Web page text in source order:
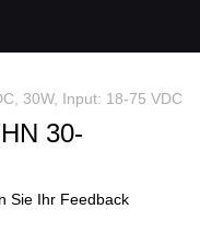
30W, Input: 18-75 VDC,
30-
Sie Ihr Feedback